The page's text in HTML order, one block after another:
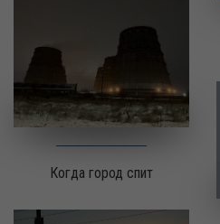
Когда город спит